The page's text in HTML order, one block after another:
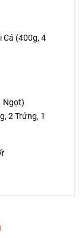
Cá (400g, 4
Ngọt)
2 Trứng, 1